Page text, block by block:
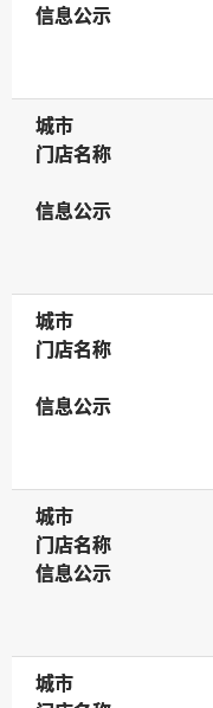
信息公示
信息公示
城市
城市
门店名称
门店名称
信息公示
信息公示
城市
城市
门店名称
门店名称
信息公示
信息公示
城市
城市
门店名称
门店名称
信息公示
信息公示
城市
城市